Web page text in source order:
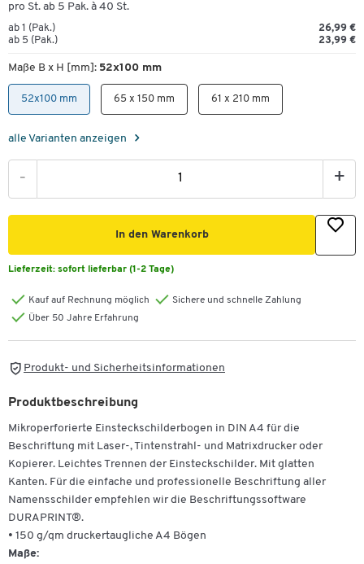
pro St. ab 5 Pak. à 40 St.
ab 1 (Pak.)
26,99 €
ab 5 (Pak.)
23,99 €
Maße B x H [mm]: 52x100 mm
52x100 mm 65 x 150 mm 61 x 210 mm
alle Varianten anzeigen
- +
In den Warenkorb
Lieferzeit: sofort lieferbar (1-2 Tage)
Kauf auf Rechnung möglich
Sichere und schnelle Zahlung
Über 50 Jahre Erfahrung
Produkt- und Sicherheitsinformationen
Produktbeschreibung
Mikroperforierte Einsteckschilderbogen in DIN A4 für die
Beschriftung mit Laser-, Tintenstrahl- und Matrixdrucker oder
Kopierer. Leichtes Trennen der Einsteckschilder. Mit glatten
Kanten. Für die einfache und professionelle Beschriftung aller
Namensschilder empfehlen wir die Beschriftungssoftware
DURAPRINT®.
• 150 g/qm druckertaugliche A4 Bögen
Maße: